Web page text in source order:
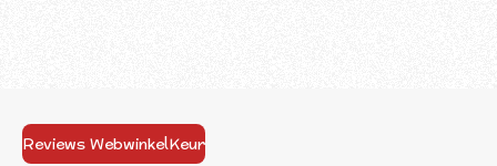
Reviews WebwinkelKeur